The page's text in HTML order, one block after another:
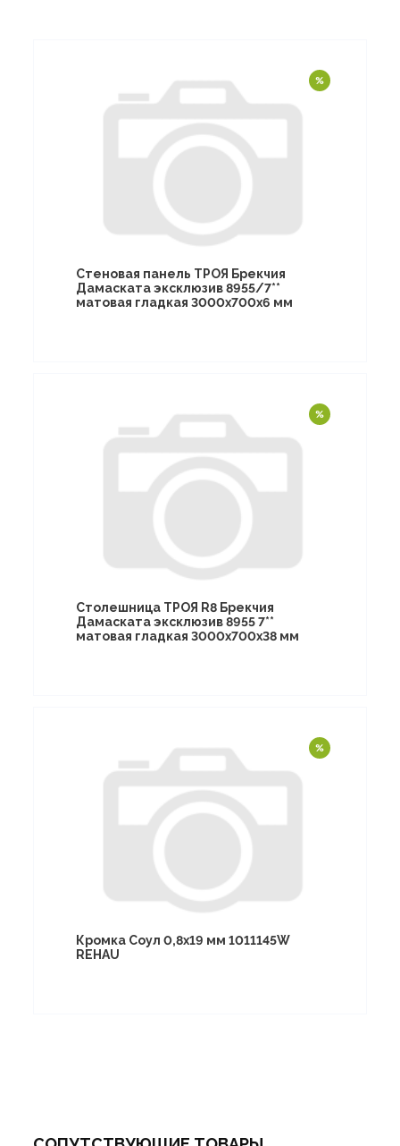
Стеновая панель ТРОЯ Брекчия
Дамаската эксклюзив 8955/7**
матовая гладкая 3000х700х6 мм
Столешница ТРОЯ R8 Брекчия
Дамаската эксклюзив 8955 7**
матовая гладкая 3000х700х38 мм
Кромка Соул 0,8х19 мм 1011145W
REHAU